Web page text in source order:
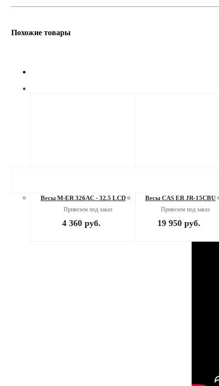
Похожие товары
Весы M-ER 326AC - 32.5 LCD
Привезем под заказ
4 360 руб.
Весы CAS ER JR-15CBU
Привезем под заказ
19 950руб.